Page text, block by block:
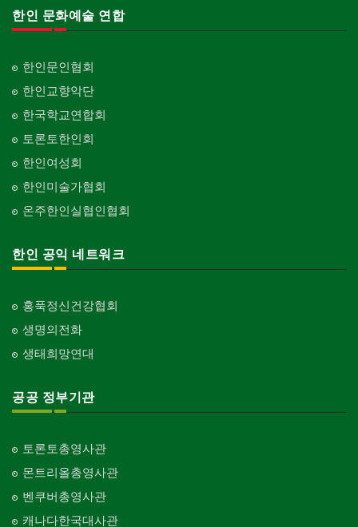
한인 문화예술 연합
한인문인협회
한인교향악단
한국학교연합회
토론토한인회
한인여성회
한인미술가협회
온주한인실협인협회
한인 공익 네트워크
홍푹정신건강협회
생명의전화
생태희망연대
공공 정부기관
토론토총영사관
몬트리올총영사관
벤쿠버총영사관
캐나다한국대사관